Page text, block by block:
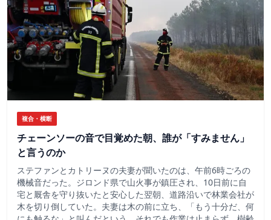
複合・横断
チェーンソーの音で目覚めた朝、誰が「すみません」
と言うのか
ステファンとカトリーヌの夫妻が聞いたのは、午前6時ごろの
機械音だった。ジロンド県で山火事が鎮圧され、10日前に自
宅と厩舎を守り抜いたと安心した翌朝、道路沿いで林業会社が
木を切り倒していた。夫妻は木の前に立ち、「もう十分だ、何